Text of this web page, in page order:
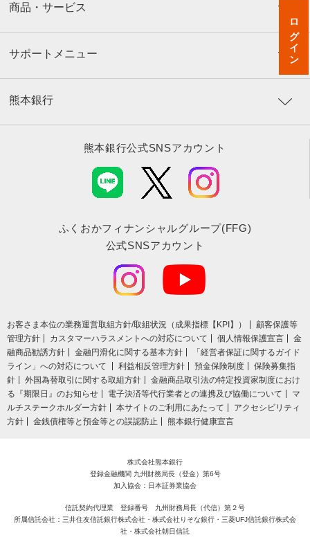
ログイン
商品・サービス
サポートメニュー
熊本銀行
熊本銀行公式SNSアカウント
ふくおかフィナンシャルグループ(FFG)
公式SNSアカウント
お客さま本位の業務運営取組⽅針/取組状況（成果指標【KPI】）
顧客保護等
管理方針
カスタマーハラスメントへの対応について 個人情報保護宣言
金
融商品勧誘方針
金融円滑化に関する基本方針
「経営者保証に関するガイド
ライン」への対応について
利益相反管理方針 預金保険制度
保険募集指
針
外国為替取引に関する取組方針
金融商品取引法の特定投資家制度におけ
る『期限日』のお知らせ
電子決済等代行業者との連携及び協働について
マ
ルチステークホルダー方針
本サイトのご利用にあたって
アクセシビリティ
方針
金銭債権等と預金等との誤認防止 熊本銀行健康宣言
株式会社熊本銀行
登録金融機関 九州財務局長（登金）第6号
加入協会：日本証券業協会
信託契約代理業 登録番号 九州財務局長（代信）第２号
所属信託会社：三井住友信託銀行株式会社・株式会社りそな銀行・三菱UFJ信託銀行株式会
社・株式会社朝日信託